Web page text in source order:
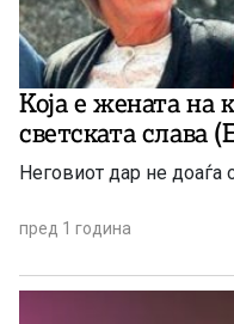
Која е жената на
светската
Неговиот дар не доаѓа
пред 1 година